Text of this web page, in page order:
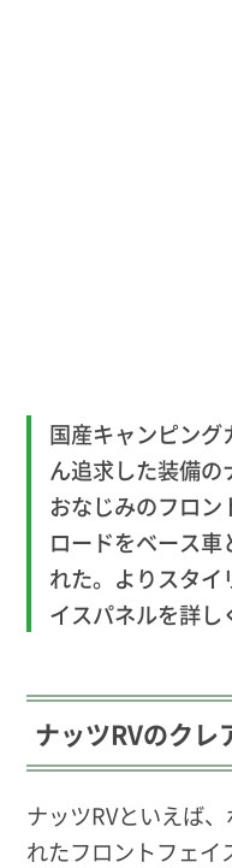
国産キャンピング
ん追求した装備
おなじみのフロ
ロードをベース
れた。よりスタイ
イスパネルを詳し
ナッツRVのクレ
ナッツRVといえば
れたフロントフェイ